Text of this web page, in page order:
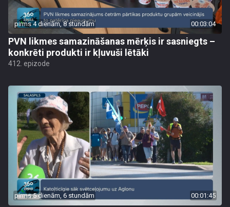
pirms 4 dienām, 8 stundām 00:03:04
PVN likmes samazināšanas mērķis ir sasniegts –
konkrēti produkti ir kļuvuši lētāki
412. epizode
pirms 5 dienām, 6 stundām 00:01:45